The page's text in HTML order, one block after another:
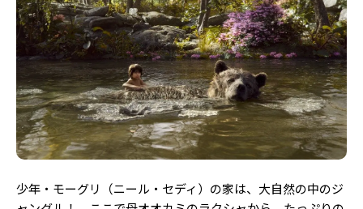
バックナンバー
INFORMATION
Seventeenについて
Follow us
ST member
少年・モーグリ（ニール・セディ）の家は、大自然の中のジ